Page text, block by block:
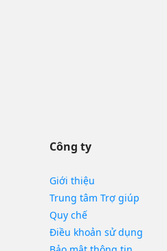
Công ty
Giới thiệu
Trung tâm Trợ giúp
Quy chế
Điều khoản sử dụng